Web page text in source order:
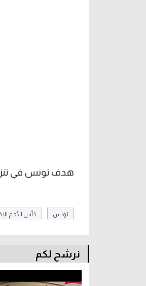
هدف تونس في
تونس كأس الأمم
نرشح لكم